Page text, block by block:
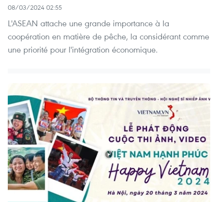
08/03/2024 02:55
L'ASEAN attache une grande importance à la
coopération en matière de pêche, la considérant comme
une priorité pour l'intégration économique.